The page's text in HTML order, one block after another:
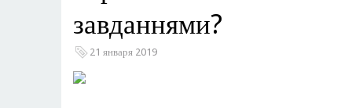
завданнями?
21 января 2019